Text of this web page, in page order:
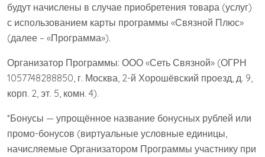
будут начислены в случае приобретения товара (услуг)
с использованием карты программы «Связной Плюс»
(далее – «Программа»).
Организатор Программы: ООО «Сеть Связной» (ОГРН
1057748288850, г. Москва, 2-й Хорошёвский проезд, д. 9,
корп. 2, эт. 5, комн. 4).
*Бонусы — упрощённое название бонусных рублей или
промо-бонусов (виртуальные условные единицы,
начисляемые Организатором Программы участнику при